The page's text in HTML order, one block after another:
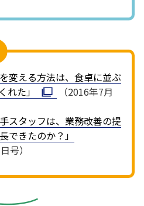
変える方法は、食卓に並ぶ
れた」
（2016年7月
スタッフは、業務改善の提
できたのか？」
号）